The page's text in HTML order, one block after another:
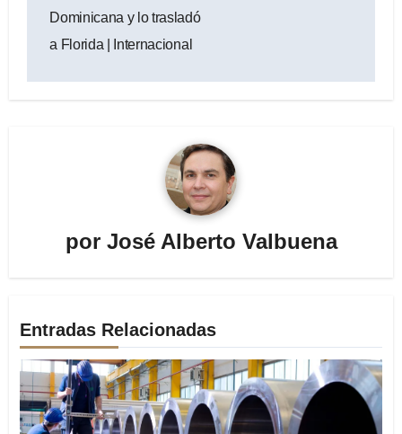
Dominicana y lo trasladó
a Florida | Internacional
por José Alberto Valbuena
Entradas Relacionadas